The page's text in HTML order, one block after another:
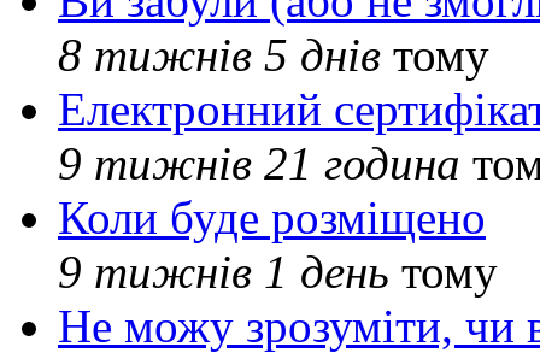
8 тижнів 5 днів тому
Електронний
9 тижнів 21 година
Коли буде розміщено
9 тижнів 1 день тому
Не можу зрозуміти, чи